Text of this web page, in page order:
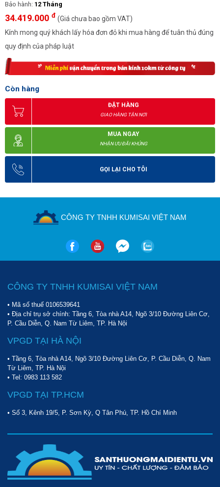
Bảo hành: 12 Tháng
34.419.000 đ (Giá chưa bao gồm VAT)
Kính mong quý khách lấy hóa đơn đỏ khi mua hàng để tuân thủ đúng
quy định của pháp luật
Còn hàng
ĐẶT HÀNG
GIAO HÀNG TẬN NƠI
MUA NGAY
NHẬN ƯU ĐÃI KHỦNG
GỌI LẠI CHO TÔI
CÔNG TY TNHH KUMISAI VIỆT NAM
CÔNG TY TNHH KUMISAI VIỆT NAM
• Mã số thuế 0106539641
• Địa chỉ trụ sở chính: Tầng 6, Tòa nhà A14, Ngõ 3/10 Đường Liên Cơ,
P. Cầu Diễn, Q. Nam Từ Liêm, TP. Hà Nội
VPGD TẠI HÀ NỘI
• Tầng 6, Tòa nhà A14, Ngõ 3/10 Đường Liên Cơ, P. Cầu Diễn, Q. Nam
Từ Liêm, TP. Hà Nội
• Tel: 0983 113 582
VPGD TẠI TP.HCM
• Số 3, Kênh 19/5, P. Sơn Kỳ, Q Tân Phú, TP. Hồ Chí Minh